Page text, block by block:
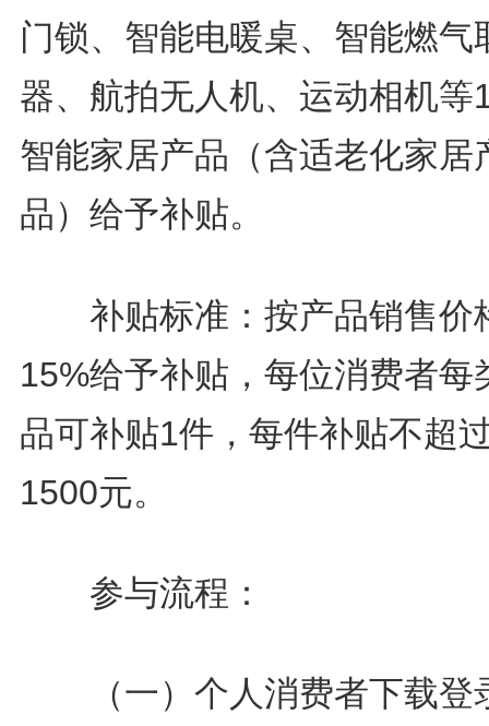
门锁、智能电暖桌、智能燃气
器、航拍无人机、运动相机等
智能家居产品（含适老化家居
品）给予补贴。
补贴标准：按产品销售价
15%给予补贴，每位消费者每
品可补贴1件，每件补贴不超
1500元。
参与流程：
（一）个人消费者下载登